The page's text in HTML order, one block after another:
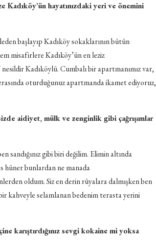
Kadıköy’ün hayatınızdaki yeri ve önemini
başlayıp Kadıköy sokaklarının bütün
misafirlere Kadıköy’ün en leziz
Kadıköylü. Cumbalı bir apartmanımız var,
oturduğunuz apartmanda ikamet ediyoruz,
aidiyet, mülk ve zenginlik gibi çağrışımlar
sandığınız gibi biri değilim. Elimin altında
hüner bunlardan ne manada
oldum. Siz en derin rüyalara dalmışken ben
kahveyle selamlanan bedenim terasta yerini
karıştırdığınız sevgi kokaine mi yoksa